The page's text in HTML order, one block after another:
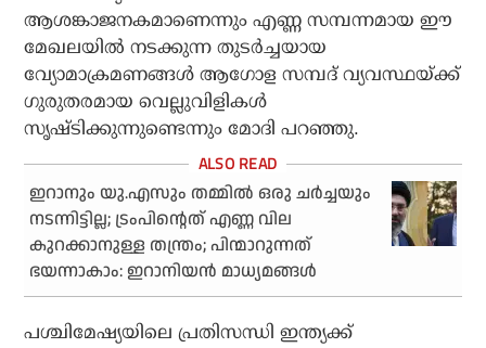
ആശങ്കാജനകമാണെന്നും എണ്ണ സമ്പന്നമായ ഈ
മേഖലയില്‍ നടക്കുന്ന തുടര്‍ച്ചയായ
വ്യോമാക്രമണങ്ങള്‍ ആഗോള സമ്പദ് വ്യവസ്ഥയ്ക്ക്
ഗുരുതരമായ വെല്ലുവിളികള്‍
സൃഷ്ടിക്കുന്നുണ്ടെന്നും മോദി പറഞ്ഞു.
ഇറാനും യു.എസും തമ്മില്‍ ഒരു ചര്‍ച്ചയും
നടന്നിട്ടില്ല; ട്രംപിന്റെത് എണ്ണ വില
കുറക്കാനുള്ള തന്ത്രം; പിന്മാറുന്നത്
ഭയന്നാകാം: ഇറാനിയന്‍ മാധ്യമങ്ങള്‍
പശ്ചിമേഷ്യയിലെ പ്രതിസന്ധി ഇന്ത്യക്ക്